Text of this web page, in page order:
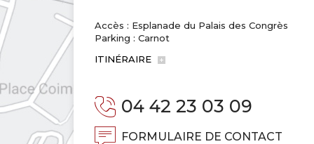
Accès : Esplanade du Palais des Congrès
Parking : Carnot
ITINÉRAIRE
04 42 23 03 09
FORMULAIRE DE CONTACT